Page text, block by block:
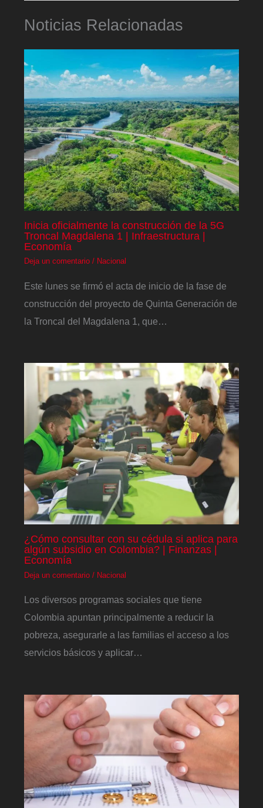
Noticias Relacionadas
Inicia oficialmente la construcción de la 5G
Troncal Magdalena 1 | Infraestructura |
Economía
Deja un comentario / Nacional
Este lunes se firmó el acta de inicio de la fase de
construcción del proyecto de Quinta Generación de
la Troncal del Magdalena 1, que…
¿Cómo consultar con su cédula si aplica para
algún subsidio en Colombia? | Finanzas |
Economía
Deja un comentario / Nacional
Los diversos programas sociales que tiene
Colombia apuntan principalmente a reducir la
pobreza, asegurarle a las familias el acceso a los
servicios básicos y aplicar…